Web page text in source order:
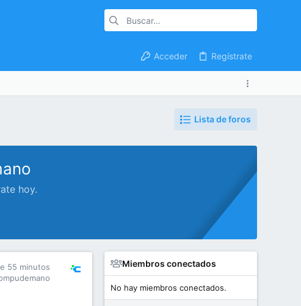
Acceder Regístrate
Lista de foros
hoy.
55 minutos
Miembros conectados
No hay miembros conectados.